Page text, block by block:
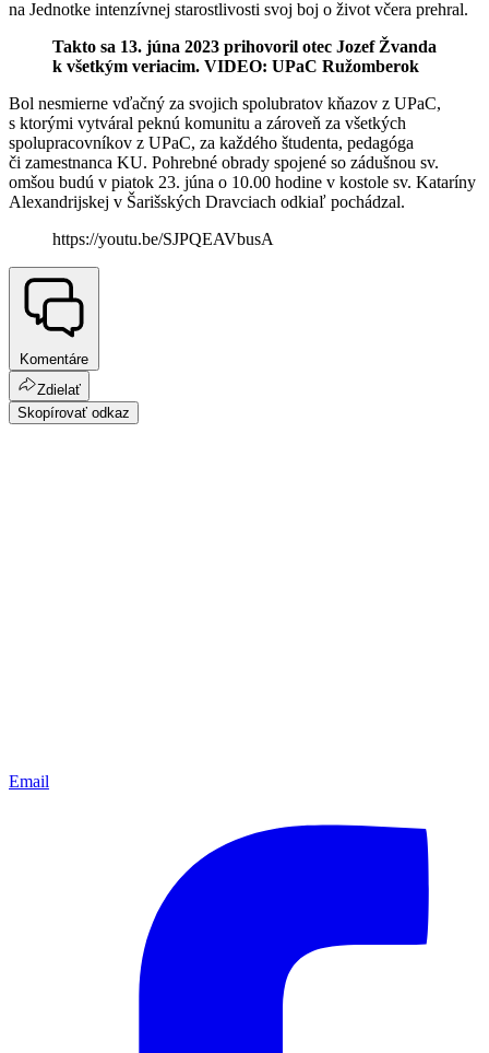
na Jednotke intenzívnej starostlivosti svoj boj o život včera prehral.
Takto sa 13. júna 2023 prihovoril otec Jozef Žvanda
k všetkým veriacim. VIDEO: UPaC Ružomberok
Bol nesmierne vďačný za svojich spolubratov kňazov z UPaC,
s ktorými vytváral peknú komunitu a zároveň za všetkých
spolupracovníkov z UPaC, za každého študenta, pedagóga
či zamestnanca KU. Pohrebné obrady spojené so zádušnou sv.
omšou budú v piatok 23. júna o 10.00 hodine v kostole sv. Kataríny
Alexandrijskej v Šarišských Dravciach odkiaľ pochádzal.
https://youtu.be/SJPQEAVbusA
Komentáre
Zdielať
Skopírovať odkaz
Email